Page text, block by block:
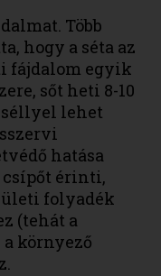
Több
hogy a séta az
fájdalom egyik
sőt heti 8-10
lehet
hatása
csípőt érinti,
folyadék
(tehát a
a környező